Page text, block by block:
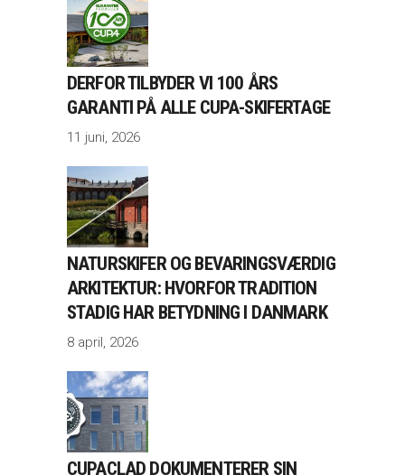
DERFOR TILBYDER VI 100 ÅRS
GARANTI PÅ ALLE CUPA-SKIFERTAGE
11 juni, 2026
NATURSKIFER OG BEVARINGSVÆRDIG
ARKITEKTUR: HVORFOR TRADITION
STADIG HAR BETYDNING I DANMARK
8 april, 2026
CUPACLAD DOKUMENTERER SIN